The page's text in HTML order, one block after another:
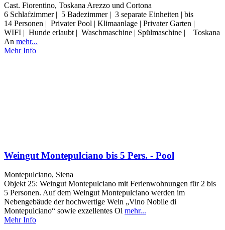
Cast. Fiorentino, Toskana Arezzo und Cortona
6 Schlafzimmer | 5 Badezimmer | 3 separate Einheiten | bis
14 Personen | Privater Pool | Klimaanlage | Privater Garten |
WIFI | Hunde erlaubt | Waschmaschine | Spülmaschine | Toskana
An mehr...
Mehr Info
Weingut Montepulciano bis 5 Pers. - Pool
Montepulciano, Siena
Objekt 25: Weingut Montepulciano mit Ferienwohnungen für 2 bis
5 Personen. Auf dem Weingut Montepulciano werden im
Nebengebäude der hochwertige Wein „Vino Nobile di
Montepulciano“ sowie exzellentes Ol mehr...
Mehr Info